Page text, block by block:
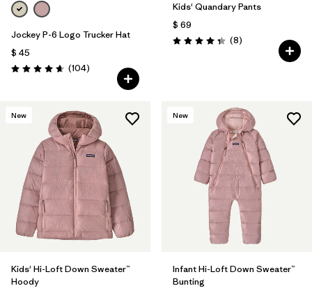
Jockey P-6 Logo Trucker Hat
$ 45
Valoración: 4.7 / 5
(104Comentarios
)
Kids' Quandary Pants
$ 69
Valoración: 4.4 / 5
(8Comentarios
)
New
Kids' Hi-Loft Down Sweater™
Hoody
New
Infant Hi-Loft Down Sweater™
Bunting